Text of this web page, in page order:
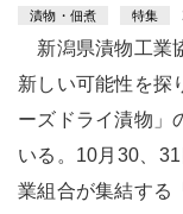
漬物・佃煮 特集
新潟県漬物工業
新しい可能性を探
ーズドライ漬物」
いる。10月30、
業組合が集結する